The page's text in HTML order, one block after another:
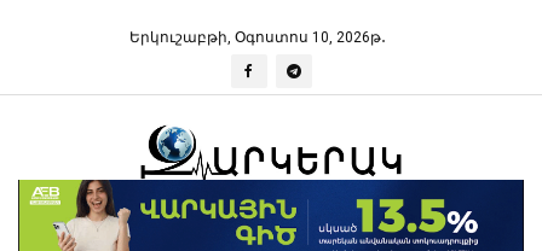
Երկուշաբթի, Օգոստոս 10, 2026թ․